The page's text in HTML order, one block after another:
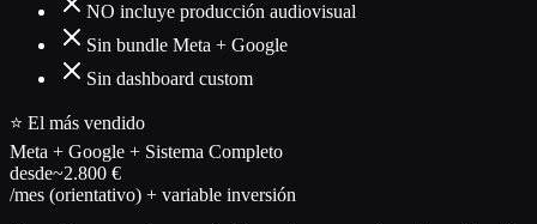
NO incluye producción audiovisual
Sin bundle Meta + Google
Sin dashboard custom
⭐ El más vendido
Meta + Google + Sistema Completo
desde~2.800 €
/mes (orientativo) + variable inversión